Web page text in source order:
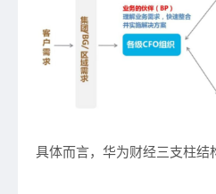
具体而言，华为财经三支柱结